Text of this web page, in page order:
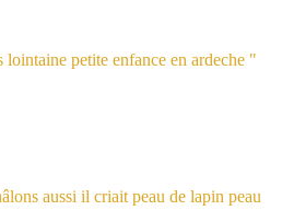
lointaine petite enfance en ardeche "
aussi il criait peau de lapin peau